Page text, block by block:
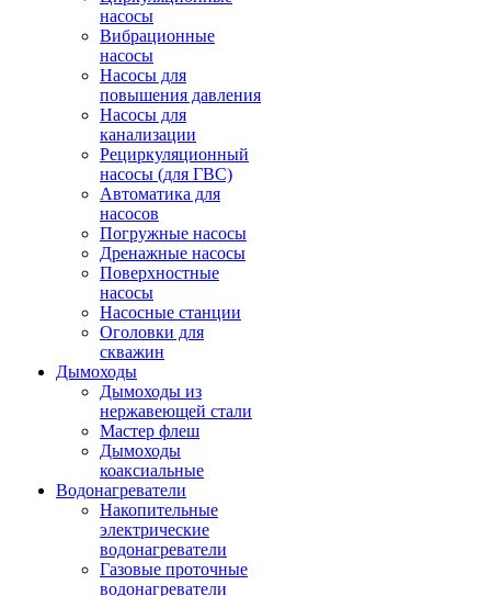
насосы
Вибрационные
насосы
Насосы для
повышения давления
Насосы для
канализации
Рециркуляционный
насосы (для ГВС)
Автоматика для
насосов
Погружные насосы
Дренажные насосы
Поверхностные
насосы
Насосные станции
Оголовки для
скважин
Дымоходы
Дымоходы из
нержавеющей стали
Мастер флеш
Дымоходы
коаксиальные
Водонагреватели
Накопительные
электрические
водонагреватели
Газовые проточные
водонагреватели